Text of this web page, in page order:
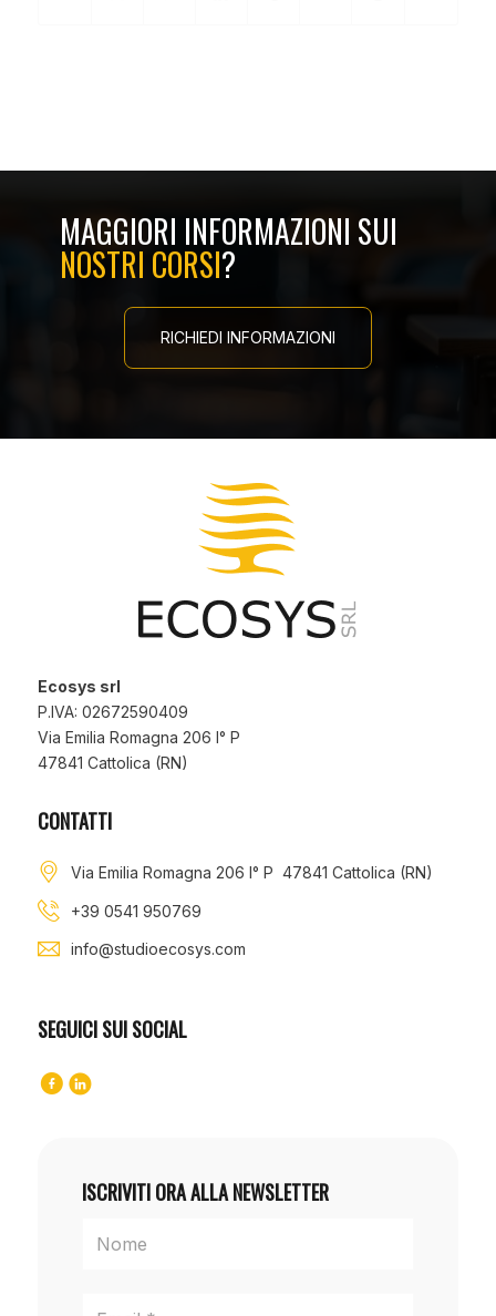
MAGGIORI INFORMAZIONI SUI
NOSTRI CORSI?
RICHIEDI INFORMAZIONI
Ecosys srl
P.IVA: 02672590409
Via Emilia Romagna 206 I° P
47841 Cattolica (RN)
CONTATTI
Via Emilia Romagna 206 I° P 47841 Cattolica (RN)
+39 0541 950769
info@studioecosys.com
SEGUICI SUI SOCIAL
ISCRIVITI ORA ALLA NEWSLETTER